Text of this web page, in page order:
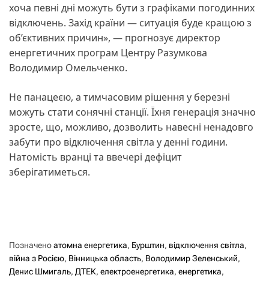
хоча певні дні можуть бути з графіками погодинних
відключень. Захід країни — ситуація буде кращою з
об’єктивних причин», — прогнозує директор
енергетичних програм Центру Разумкова
Володимир Омельченко.
Не панацеєю, а тимчасовим рішення у березні
можуть стати сонячні станції. Їхня генерація значно
зросте, що, можливо, дозволить навесні ненадовго
забути про відключення світла у денні години.
Натомість вранці та ввечері дефіцит
зберігатиметься.
Позначеноатомна енергетика, Бурштин, відключення світла,
війна з Росією, Вінницька область, Володимир Зеленський,
Денис Шмигаль, ДТЕК, електроенергетика, енергетика,